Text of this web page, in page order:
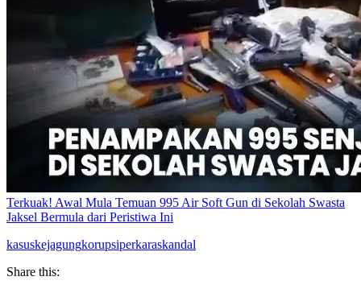
Terkuak! Awal Mula Temuan 995 Air Soft Gun di Sekolah Swasta
Jaksel Bermula dari Peristiwa Ini
kasuskejagungkorupsiperkaraskandal
Share this: